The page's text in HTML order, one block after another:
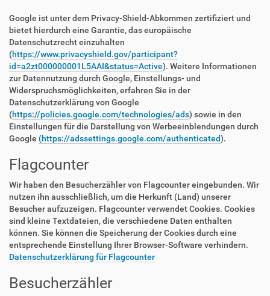
Google ist unter dem Privacy-Shield-Abkommen zertifiziert und
bietet hierdurch eine Garantie, das europäische
Datenschutzrecht einzuhalten
(https://www.privacyshield.gov/participant?
id=a2zt000000001L5AAI&status=Active). Weitere Informationen
zur Datennutzung durch Google, Einstellungs- und
Widerspruchsmöglichkeiten, erfahren Sie in der
Datenschutzerklärung von Google
(https://policies.google.com/technologies/ads) sowie in den
Einstellungen für die Darstellung von Werbeeinblendungen durch
Google (https://adssettings.google.com/authenticated).
Flagcounter
Wir haben den Besucherzähler von Flagcounter eingebunden. Wir
nutzen ihn ausschließlich, um die Herkunft (Land) unserer
Besucher aufzuzeigen. Flagcounter verwendet Cookies. Cookies
sind kleine Textdateien, die verschiedene Daten enthalten
können. Sie können die Speicherung der Cookies durch eine
entsprechende Einstellung Ihrer Browser-Software verhindern.
Datenschutzerklärung für Flagcounter
Besucherzähler